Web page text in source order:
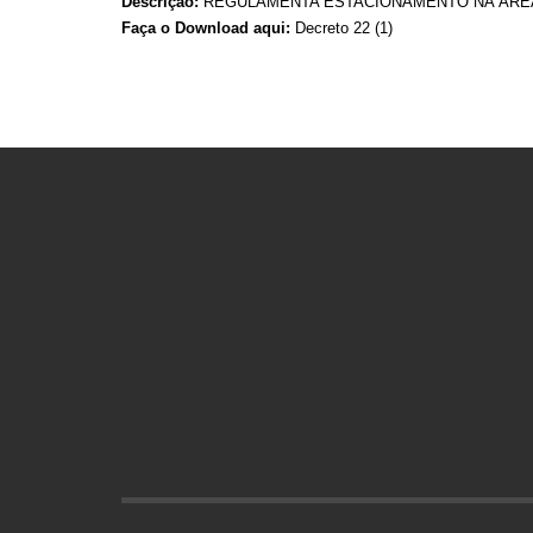
Faça o Download aqui: Decreto 22 (1)